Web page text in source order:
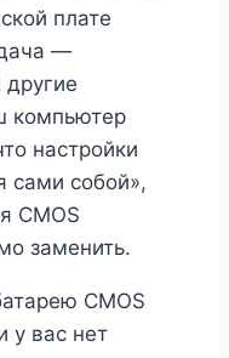
плате
—
компьютер
настройки
сами собой»,
CMOS
заменить.
CMOS
у вас нет